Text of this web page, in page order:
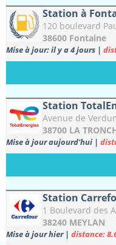
Station à
120 boulevard
38600 Fontaine
Mise à jour: il y a 4 jours |
Station
Avenue de
38700 LA
Mise à jour aujourd'hui |
Station
1 Boulevard des
38240 MEYLAN
Mise à jour hier | distance: